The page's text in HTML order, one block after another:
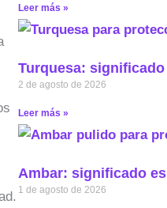
Leer más »
Turquesa:
2 de agosto de 2026
Leer más »
Ambar: significado
1 de agosto de 2026